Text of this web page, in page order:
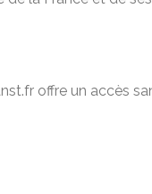
offre un accès